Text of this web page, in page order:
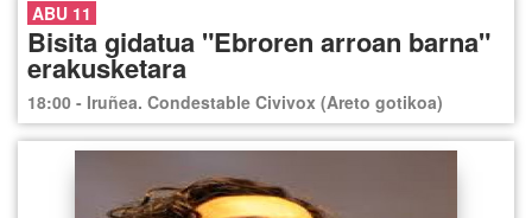
ABU 11
Bisita gidatua "Ebroren arroan barna"
erakusketara
18:00 - Iruñea. Condestable Civivox (Areto gotikoa)